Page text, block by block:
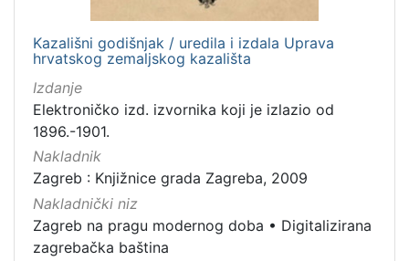
Kazališni godišnjak / uredila i izdala Uprava
hrvatskog zemaljskog kazališta
Izdanje
Elektroničko izd. izvornika koji je izlazio od
1896.-1901.
Nakladnik
Zagreb : Knjižnice grada Zagreba, 2009
Nakladnički niz
Zagreb na pragu modernog doba • Digitalizirana
zagrebačka baština